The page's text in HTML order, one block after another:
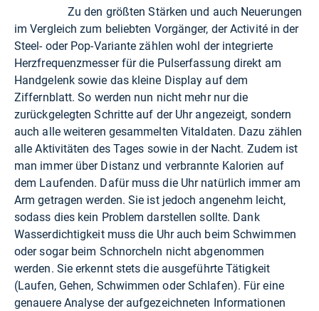
Zu den größten Stärken und auch Neuerungen
im Vergleich zum beliebten Vorgänger, der Activité in der
Steel- oder Pop-Variante zählen wohl der integrierte
Herzfrequenzmesser für die Pulserfassung direkt am
Handgelenk sowie das kleine Display auf dem
Ziffernblatt. So werden nun nicht mehr nur die
zurückgelegten Schritte auf der Uhr angezeigt, sondern
auch alle weiteren gesammelten Vitaldaten. Dazu zählen
alle Aktivitäten des Tages sowie in der Nacht. Zudem ist
man immer über Distanz und verbrannte Kalorien auf
dem Laufenden. Dafür muss die Uhr natürlich immer am
Arm getragen werden. Sie ist jedoch angenehm leicht,
sodass dies kein Problem darstellen sollte. Dank
Wasserdichtigkeit muss die Uhr auch beim Schwimmen
oder sogar beim Schnorcheln nicht abgenommen
werden. Sie erkennt stets die ausgeführte Tätigkeit
(Laufen, Gehen, Schwimmen oder Schlafen). Für eine
genauere Analyse der aufgezeichneten Informationen